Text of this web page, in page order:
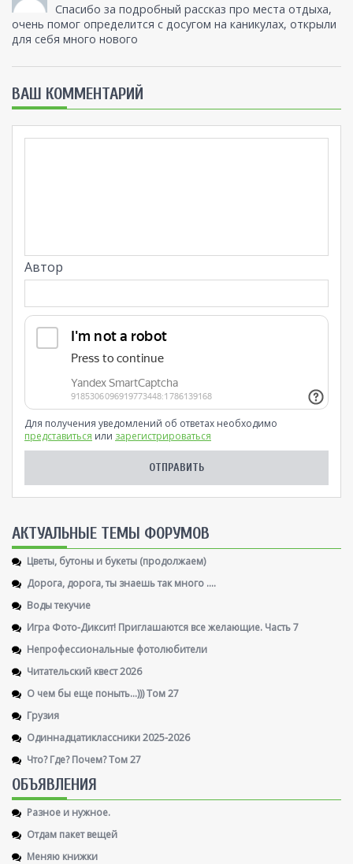
Спасибо за подробный рассказ про места отдыха,
очень помог определится с досугом на каникулах, открыли
для себя много нового
ВАШ КОММЕНТАРИЙ
Автор
Для получения уведомлений об ответах необходимо
представиться или зарегистрироваться
AКТУАЛЬНЫЕ ТЕМЫ ФОРУМОВ
Цветы, бутоны и букеты (продолжаем)
Дорога, дорога, ты знаешь так много ....
Воды текучие
Игра Фото-Диксит! Приглашаются все желающие. Часть 7
Непрофессиональные фотолюбители
Читательский квест 2026
О чем бы еще поныть...))) Том 27
Грузия
Одиннадцатиклассники 2025-2026
Что? Где? Почем? Том 27
ОБЪЯВЛЕНИЯ
Разное и нужное.
Отдам пакет вещей
Меняю книжки